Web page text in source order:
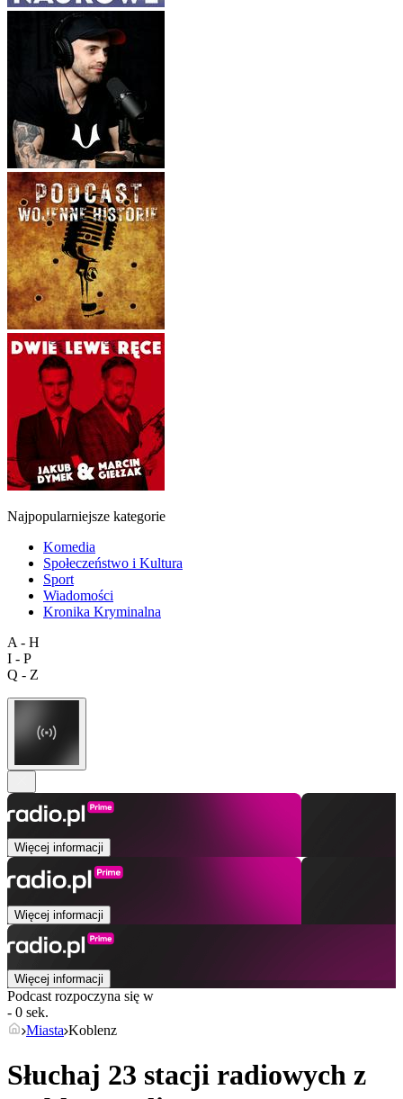
Najpopularniejsze kategorie
Komedia
Społeczeństwo i Kultura
Sport
Wiadomości
Kronika Kryminalna
A - H
I - P
Q - Z
Więcej informacji
Więcej informacji
Więcej informacji
Podcast rozpoczyna się w
- 0 sek.
Miasta Koblenz
Słuchaj 23 stacji radiowych z